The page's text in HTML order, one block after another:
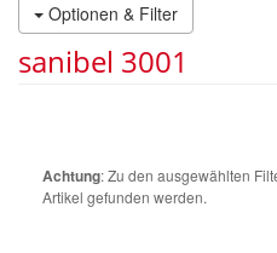
Optionen & Filter
sanibel 3001
Achtung: Zu den ausgewählten
Artikel gefunden werden.